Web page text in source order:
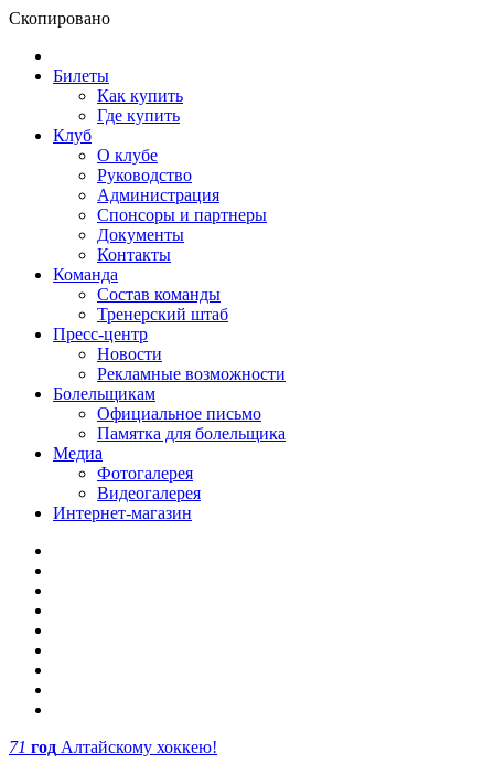
Скопировано
Билеты
Как купить
Где купить
Клуб
О клубе
Руководство
Администрация
Спонсоры и партнеры
Документы
Контакты
Команда
Состав команды
Тренерский штаб
Пресс-центр
Новости
Рекламные возможности
Болельщикам
Официальное письмо
Памятка для болельщика
Медиа
Фотогалерея
Видеогалерея
Интернет-магазин
71 год Алтайскому хоккею!